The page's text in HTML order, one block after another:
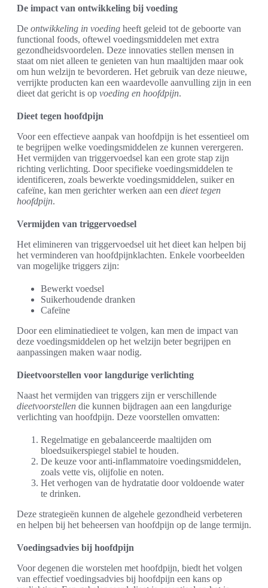
De impact van ontwikkeling bij voeding
De ontwikkeling in voeding heeft geleid tot de geboorte van
functional foods, oftewel voedingsmiddelen met extra
gezondheidsvoordelen. Deze innovaties stellen mensen in
staat om niet alleen te genieten van hun maaltijden maar ook
om hun welzijn te bevorderen. Het gebruik van deze nieuwe,
verrijkte producten kan een waardevolle aanvulling zijn in een
dieet dat gericht is op voeding en hoofdpijn.
Dieet tegen hoofdpijn
Voor een effectieve aanpak van hoofdpijn is het essentieel om
te begrijpen welke voedingsmiddelen ze kunnen verergeren.
Het vermijden van triggervoedsel kan een grote stap zijn
richting verlichting. Door specifieke voedingsmiddelen te
identificeren, zoals bewerkte voedingsmiddelen, suiker en
cafeïne, kan men gerichter werken aan een dieet tegen
hoofdpijn.
Vermijden van triggervoedsel
Het elimineren van triggervoedsel uit het dieet kan helpen bij
het verminderen van hoofdpijnklachten. Enkele voorbeelden
van mogelijke triggers zijn:
Bewerkt voedsel
Suikerhoudende dranken
Cafeïne
Door een eliminatiedieet te volgen, kan men de impact van
deze voedingsmiddelen op het welzijn beter begrijpen en
aanpassingen maken waar nodig.
Dieetvoorstellen voor langdurige verlichting
Naast het vermijden van triggers zijn er verschillende
dieetvoorstellen die kunnen bijdragen aan een langdurige
verlichting van hoofdpijn. Deze voorstellen omvatten:
Regelmatige en gebalanceerde maaltijden om
bloedsuikerspiegel stabiel te houden.
De keuze voor anti-inflammatoire voedingsmiddelen,
zoals vette vis, olijfolie en noten.
Het verhogen van de hydratatie door voldoende water
te drinken.
Deze strategieën kunnen de algehele gezondheid verbeteren
en helpen bij het beheersen van hoofdpijn op de lange termijn.
Voedingsadvies bij hoofdpijn
Voor degenen die worstelen met hoofdpijn, biedt het volgen
van effectief voedingsadvies bij hoofdpijn een kans op